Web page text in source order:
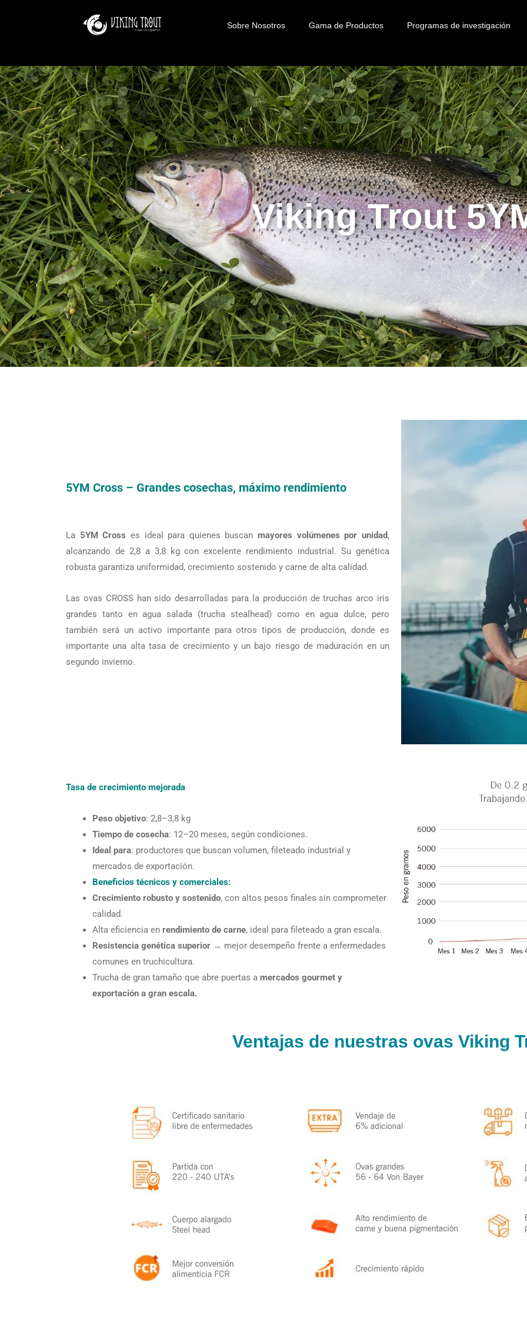
Sobre Nosotros Gama de Productos Programas de investigación
Viking Trout
5YM Cross – Grandes cosechas, máximo rendimiento
La 5YM Cross es ideal para quienes buscanmayores volúmenes por unidad,
alcanzando de 2,8 a 3,8 kg con excelente rendimiento industrial. Su genética
robusta garantiza uniformidad, crecimiento sostenido y carne de alta calidad.
Las ovas CROSS han sido desarrolladas para la producción de truchas arco iris
grandes tanto en agua salada (trucha stealhead) como en agua dulce, pero
también será un activo importante para otros tipos de producción, donde es
importante una alta tasa de crecimiento y un bajo riesgo de maduración en un
segundo invierno.
Tasa de crecimiento mejorada
Peso objetivo: 2,8–3,8 kg
Tiempo de cosecha: 12–20 meses, según condiciones.
Ideal para: productores que buscan volumen, fileteado industrial y
mercados de exportación.
Beneficios técnicos y comerciales:
Crecimiento robusto y sostenido, con altos pesos finales sin comprometer
calidad.
Alta eficiencia en rendimiento de carne, ideal para fileteado a gran escala.
Resistencia genética superior → mejor desempeño frente a enfermedades
comunes en truchicultura.
Trucha de gran tamaño que abre puertas a mercados gourmet y
exportación a gran escala.
Ventajas de nuestras ovas Viking